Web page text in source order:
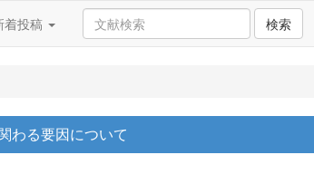
着投稿 検索
わる要因について